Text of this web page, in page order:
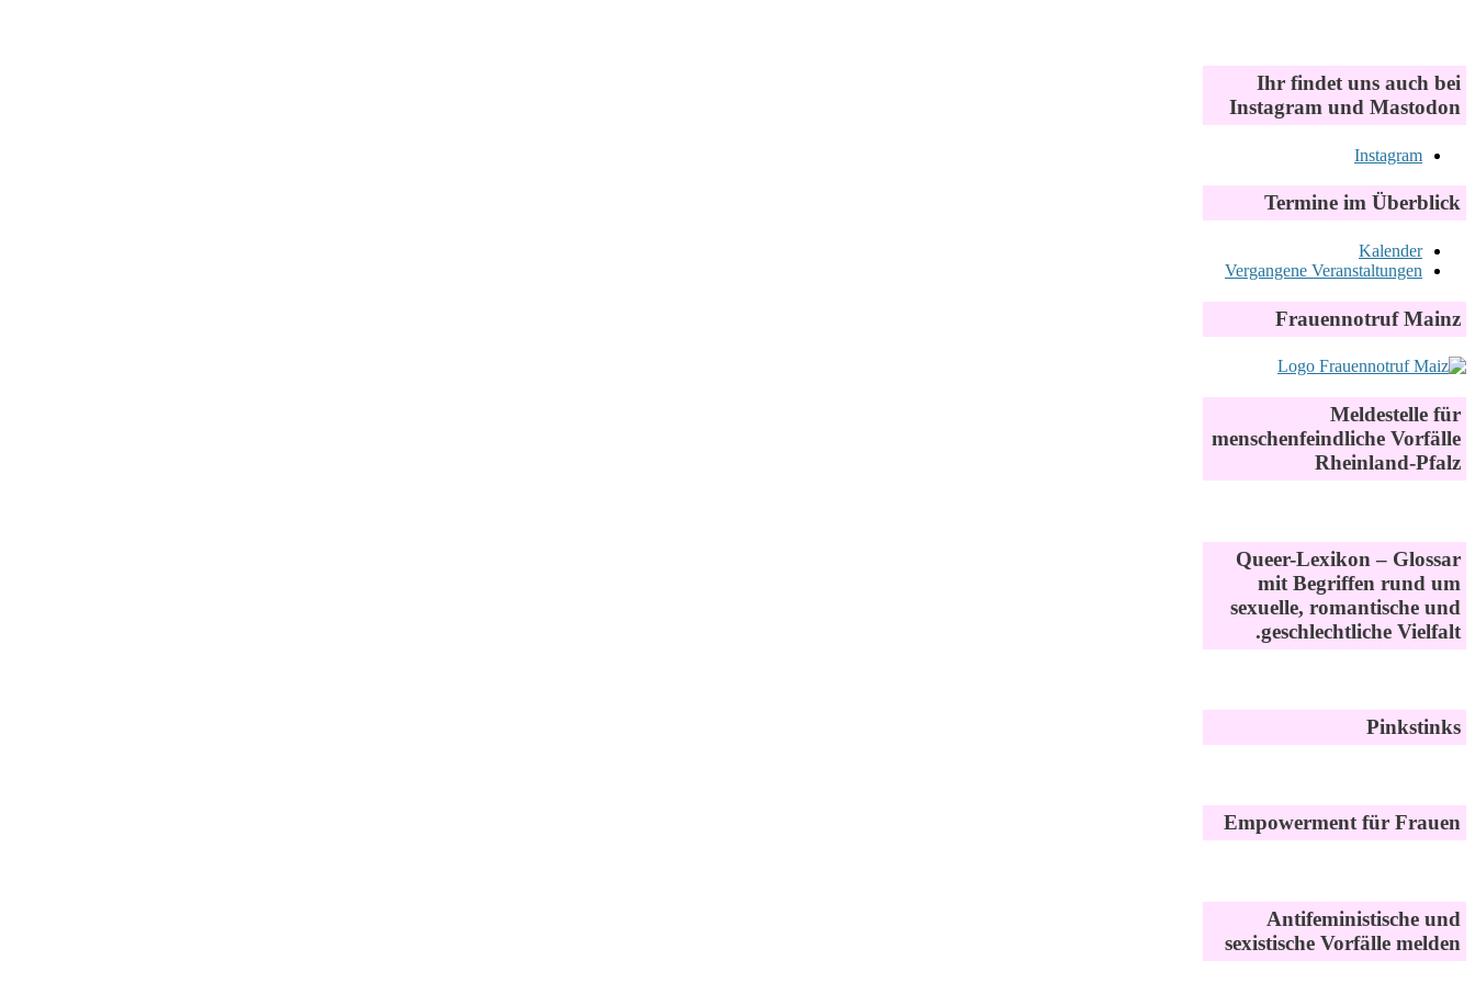
Ihr findet uns auch bei
Instagram und Mastodon
Instagram
Termine im Überblick
Kalender
Vergangene Veranstaltungen
Frauennotruf Mainz
Meldestelle für
menschenfeindliche Vorfälle
Rheinland-Pfalz
Queer-Lexikon – Glossar
mit Begriffen rund um
sexuelle, romantische und
geschlechtliche Vielfalt.
Pinkstinks
Empowerment für Frauen
Antifeministische und
sexistische Vorfälle melden